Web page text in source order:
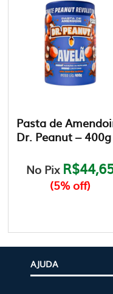
No Pix
(5% off)
Pasta de
Dr. Peanut – 400g
tem
várias
variantes.
AJUDA